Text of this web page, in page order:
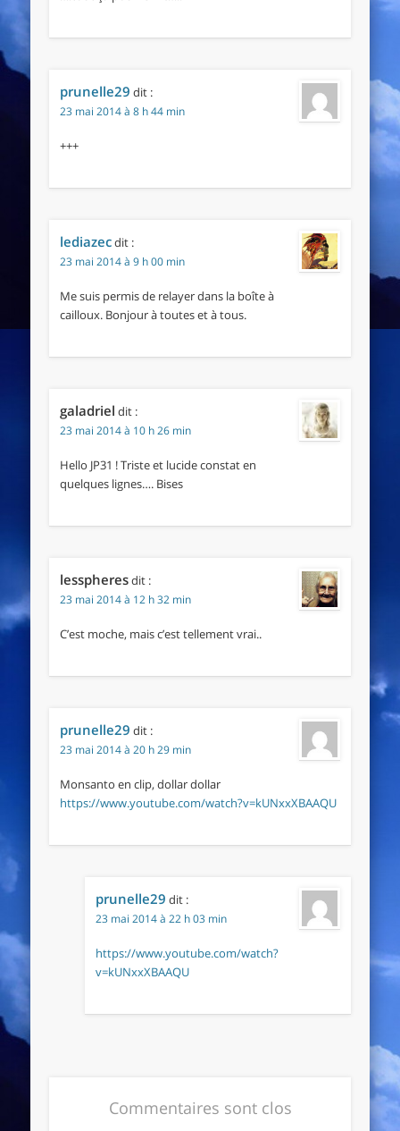
prunelle29 dit :
23 mai 2014 à 8 h 44 min
+++
lediazecdit :
23 mai 2014 à 9 h 00 min
Me suis permis de relayer dans la boîte à
cailloux. Bonjour à toutes et à tous.
galadriel dit :
23 mai 2014 à 10 h 26 min
Hello JP31 ! Triste et lucide constat en
quelques lignes…. Bises
lesspheresdit :
23 mai 2014 à 12 h 32 min
C’est moche, mais c’est tellement vrai..
prunelle29 dit :
23 mai 2014 à 20 h 29 min
Monsanto en clip, dollar dollar
https://www.youtube.com/watch?v=kUNxxXBAAQU
prunelle29 dit :
23 mai 2014 à 22 h 03 min
https://www.youtube.com/watch?
v=kUNxxXBAAQU
Commentaires sont clos